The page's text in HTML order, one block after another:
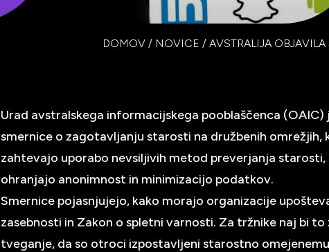
DOMOV/ NOVICE / AVSTRALIJA
Urad avstralskega informacijskega pooblaščenca (OAIC)
smernice o zagotavljanju starosti na družbenih omrežjih,
zahtevajo uporabo nevsiljivih metod preverjanja starosti,
ohranjajo anonimnost in minimizacijo podatkov.
Smernice pojasnjujejo, kako morajo organizacije
zasebnosti in Zakon o spletni varnosti. Za tržnike naj bi to
tveganje, da so otroci izpostavljeni starostno